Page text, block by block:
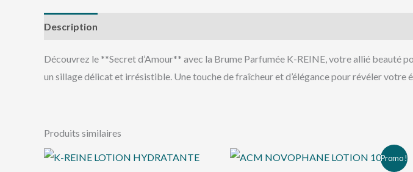
Description
Découvrez le **Secret d’Amour** avec la Brume Parfumée K-REINE, votre allié beauté
un sillage délicat et irrésistible. Une touche de fraîcheur et d’élégance pour révéler votre
Produits similaires
Promo !
Le
prix
Le
prix